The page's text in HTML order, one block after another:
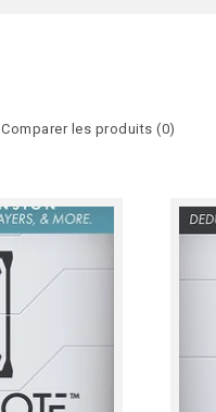
Comparer les produits (0)